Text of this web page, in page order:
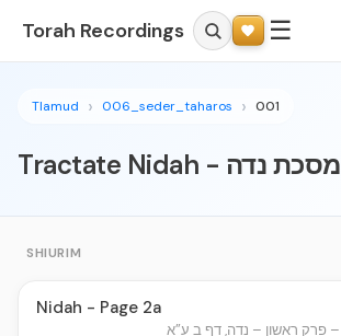
Torah Recordings ☰
Tlamud 006_seder_taharos 001
Tractate Nidah - מסכת נדה
SHIURIM
Nidah - Page 2a